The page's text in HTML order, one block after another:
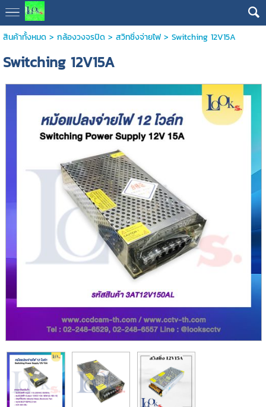
สินค้าทั้งหมด> กล้องวงจรปิด> สวิทชิ่งจ่ายไฟ> Switching 12V15A
Switching 12V15A